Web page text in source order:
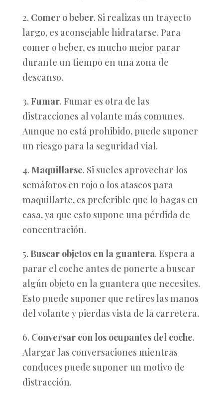
2. Comer o beber. Si realizas un trayecto
largo, es aconsejable hidratarse. Para
comer o beber, es mucho mejor parar
durante un tiempo en una zona de
descanso.
3. Fumar. Fumar es otra de las
distracciones al volante más comunes.
Aunque no está prohibido, puede suponer
un riesgo para la seguridad vial.
4. Maquillarse. Si sueles aprovechar los
semáforos en rojo o los atascos para
maquillarte, es preferible que lo hagas en
casa, ya que esto supone una pérdida de
concentración.
5. Buscar objetos en la guantera. Espera a
parar el coche antes de ponerte a buscar
algún objeto en la guantera que necesites.
Esto puede suponer que retires las manos
del volante y pierdas vista de la carretera.
6. Conversar con los ocupantes del coche.
Alargar las conversaciones mientras
conduces puede suponer un motivo de
distracción.